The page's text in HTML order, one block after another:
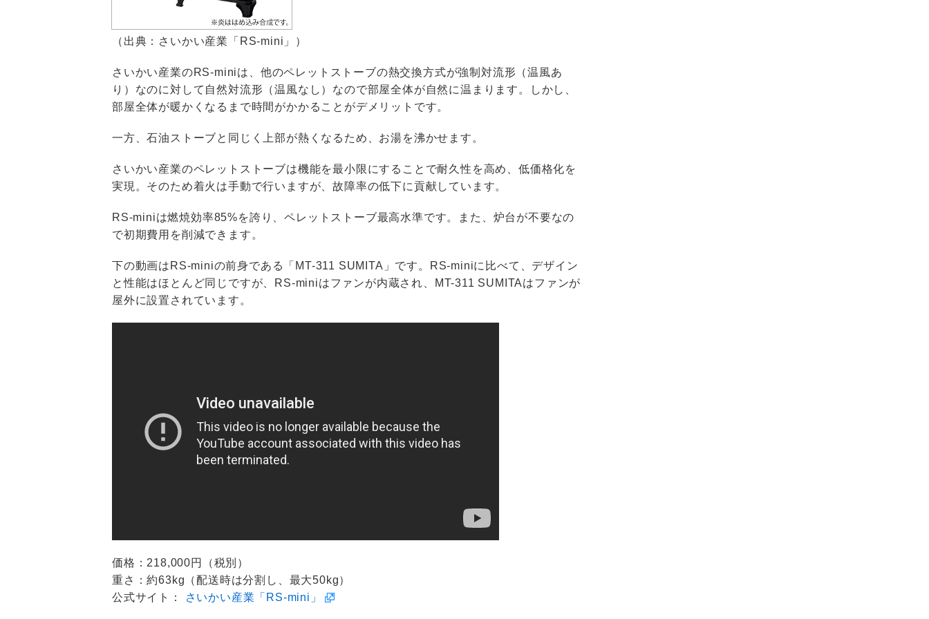
（出典：さいかい産業「RS-mini」）
さいかい産業のRS-miniは、他のペレットストーブの熱交換方式が強制対流形（温風あ
り）なのに対して自然対流形（温風なし）なので部屋全体が自然に温まります。しかし、
部屋全体が暖かくなるまで時間がかかることがデメリットです。
一方、石油ストーブと同じく上部が熱くなるため、お湯を沸かせます。
さいかい産業のペレットストーブは機能を最小限にすることで耐久性を高め、低価格化を
実現。そのため着火は手動で行いますが、故障率の低下に貢献しています。
RS-miniは燃焼効率85%を誇り、ペレットストーブ最高水準です。また、炉台が不要なの
で初期費用を削減できます。
下の動画はRS-miniの前身である「MT-311 SUMITA」です。RS-miniに比べて、デザイン
と性能はほとんど同じですが、RS-miniはファンが内蔵され、MT-311 SUMITAはファンが
屋外に設置されています。
価格：218,000円（税別）
重さ：約63kg（配送時は分割し、最大50kg）
公式サイト：
さいかい産業「RS-mini」